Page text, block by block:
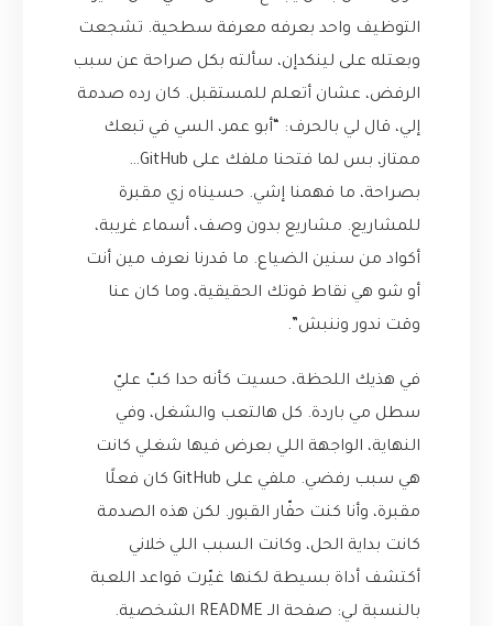
التوظيف واحد بعرفه معرفة سطحية. تشجعت
وبعتله على لينكدإن، سألته بكل صراحة عن سبب
الرفض، عشان أتعلم للمستقبل. كان رده صدمة
إلي، قال لي بالحرف: “أبو عمر، السي في تبعك
ممتاز، بس لما فتحنا ملفك على GitHub…
بصراحة، ما فهمنا إشي. حسيناه زي مقبرة
للمشاريع. مشاريع بدون وصف، أسماء غريبة،
أكواد من سنين الضياع. ما قدرنا نعرف مين أنت
أو شو هي نقاط قوتك الحقيقية، وما كان عنا
وقت ندور وننبش”.
في هذيك اللحظة، حسيت كأنه حدا كبّ عليّ
سطل مي باردة. كل هالتعب والشغل، وفي
النهاية، الواجهة اللي بعرض فيها شغلي كانت
هي سبب رفضي. ملفي على GitHub كان فعلًا
مقبرة، وأنا كنت حفّار القبور. لكن هذه الصدمة
كانت بداية الحل، وكانت السبب اللي خلاني
أكتشف أداة بسيطة لكنها غيّرت قواعد اللعبة
بالنسبة لي: صفحة الـ README الشخصية.